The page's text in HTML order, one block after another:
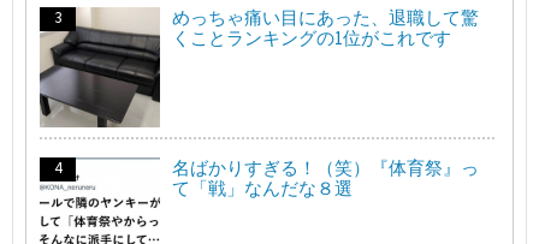
めっちゃ痛い目にあった、退職して驚
くことランキングの1位がこれです
名ばかりすぎる！（笑）『体育祭』っ
て「戦」なんだな８選